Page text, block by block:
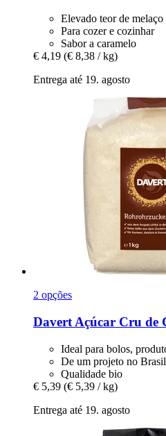
Elevado teor de melaço
Para cozer e cozinhar
Sabor a caramelo
€ 4,19 (€ 8,38 / kg)
Entrega até 19. agosto
2 opções
Davert Açúcar Cru de
Ideal para bolos,
De um projeto no Brasil
Qualidade bio
€ 5,39 (€ 5,39 / kg)
Entrega até 19. agosto